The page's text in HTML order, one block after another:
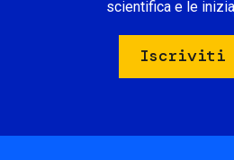
scientifica e le
Iscriviti